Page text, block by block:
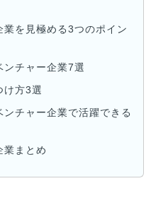
を見極める3つのポイン
ンチャー企業7選
け方3選
ンチャー企業で活躍できる
業まとめ